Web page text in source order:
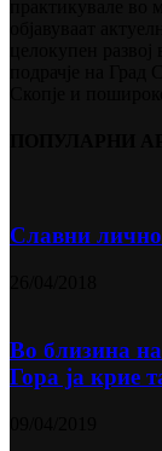
Славни
Во близина
Гора ја крие